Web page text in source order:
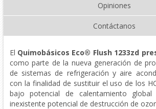
Opiniones
Contáctanos
El Quimobásicos Eco® Flush 1233zd
como parte de la nueva generación de
de sistemas de refrigeración y aire
con la finalidad de sustituir el uso de los
bajo potencial de calentamiento
inexistente potencial de destrucción de